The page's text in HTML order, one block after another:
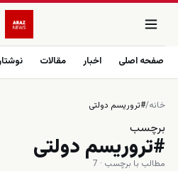
صفحه اصلی اخبار مقالات
خانه/#تروریسم دولتی
برچسب
#تروریسم دولتی
مطالب با برچسب · 7